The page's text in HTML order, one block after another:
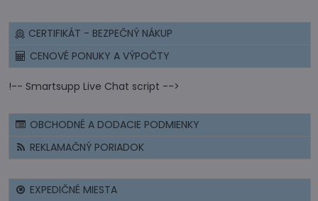
CERTIFIKÁT - BEZPEČNÝ NÁKUP
CENOVÉ PONUKY A VÝPOČTY
!-- Smartsupp Live Chat script -->
OBCHODNÉ A DODACIE PODMIENKY
REKLAMAČNÝ PORIADOK
EXPEDIČNÉ MIESTA